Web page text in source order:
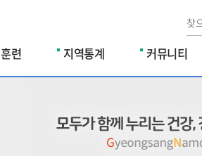
련 지역통계 커뮤니티